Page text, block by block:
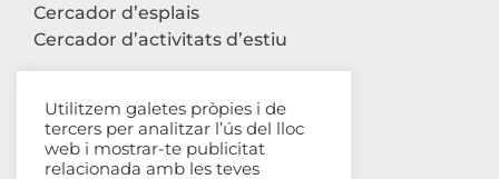
Cercador d’esplais
Cercador d’activitats d’estiu
Contacte
Utilitzem galetes pròpies i de
tercers per analitzar l’ús del lloc
web i mostrar-te publicitat
relacionada amb les teves